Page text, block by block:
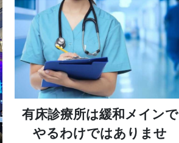
有床診療所は緩和メインで
やるわけではありませ